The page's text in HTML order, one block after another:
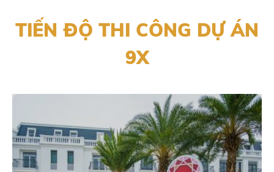
TIẾN ĐỘ THI CÔNG DỰ ÁN
9X